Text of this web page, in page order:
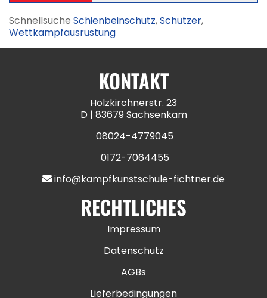
Schnellsuche Schienbeinschutz,Schützer,
Wettkampfausrüstung
KONTAKT
Holzkirchnerstr. 23
D | 83679 Sachsenkam
08024-4779045
0172-7064455
info@kampfkunstschule-fichtner.de
RECHTLICHES
Impressum
Datenschutz
AGBs
Lieferbedingungen